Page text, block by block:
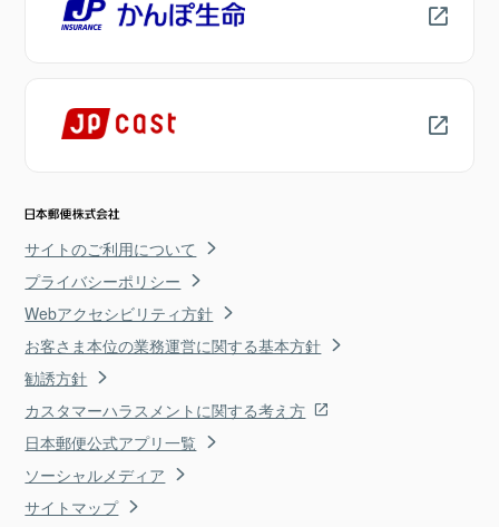
サイトのご利用について
プライバシーポリシー
Webアクセシビリティ方針
お客さま本位の業務運営に関する基本方針
勧誘方針
カスタマーハラスメントに関する考え方
日本郵便公式アプリ一覧
ソーシャルメディア
サイトマップ